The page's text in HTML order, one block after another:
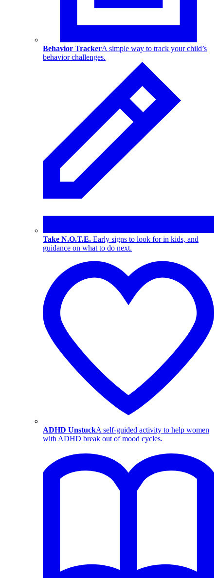
Behavior TrackerA simple way to track your child’s
behavior challenges.
Take N.O.T.E. Early signs to look for in kids, and
guidance on what to do next.
ADHD UnstuckA self-guided activity to help women
with ADHD break out of mood cycles.